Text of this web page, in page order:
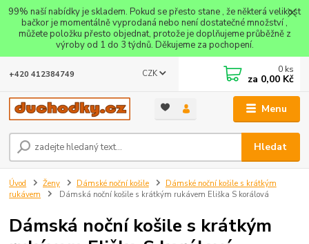
99% naší nabídky je skladem. Pokud se přesto stane , že některá velikost
bačkor je momentálně vyprodaná nebo není dostatečné množství ,
můžete položku přesto objednat, protože je doplňujeme průběžně z
výroby od 1 do 3 týdnů. Děkujeme za pochopení.
Menu
CZK
Hledat
+420 412384749 0 ks
za 0,00 Kč
Úvod Ženy Dámské noční košile
Dámské noční košile s krátkým
rukávem
Dámská noční košile s krátkým rukávem Eliška S korálová
Dámská noční košile s krátkým